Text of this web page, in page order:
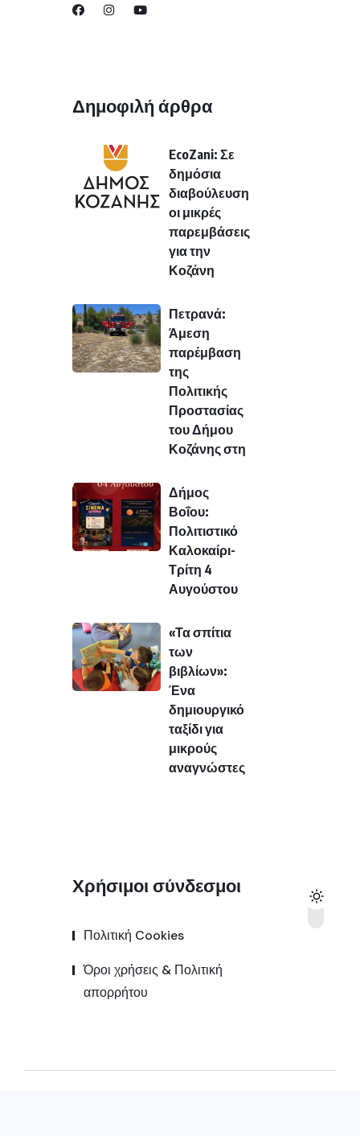
Δημοφιλή άρθρα
EcoZani: Σε
δημόσια
διαβούλευση
οι μικρές
παρεμβάσεις
για την
Κοζάνη
Πετρανά:
Άμεση
παρέμβαση
της
Πολιτικής
Προστασίας
του Δήμου
Κοζάνης στη
Δήμος
Βοΐου:
Πολιτιστικό
Καλοκαίρι-
Τρίτη 4
Αυγούστου
«Τα σπίτια
των
βιβλίων»:
Ένα
δημιουργικό
ταξίδι για
μικρούς
αναγνώστες
Χρήσιμοι σύνδεσμοι
Πολιτική Cookies
Όροι χρήσεις & Πολιτική
απορρήτου